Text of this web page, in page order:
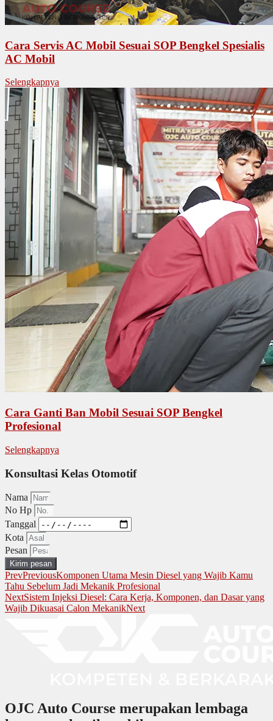
Cara Servis AC Mobil Sesuai SOP Bengkel Spesialis
AC Mobil
Selengkapnya
Cara Ganti Ban Mobil Sesuai SOP Bengkel
Profesional
Selengkapnya
Konsultasi Kelas Otomotif
Nama
No Hp
Tanggal
Kota
Pesan
Kirim pesan
PrevPreviousKomponen Utama Mesin Diesel yang Wajib Kamu
Tahu Sebelum Jadi Mekanik Profesional
NextSistem Injeksi Diesel: Cara Kerja, Komponen, dan Dasar yang
Wajib Dikuasai Calon MekanikNext
OJC Auto Course merupakan lembaga